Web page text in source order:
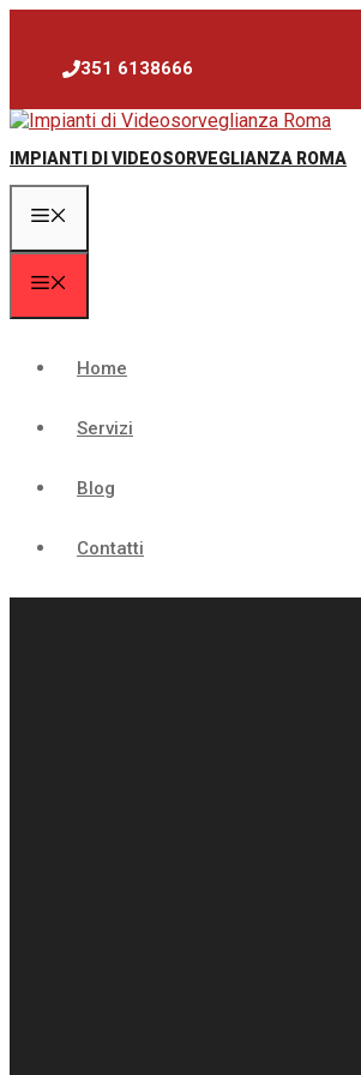
contenuto351 6138666
IMPIANTI DI VIDEOSORVEGLIANZA ROMA
Home
Servizi
Blog
Contatti